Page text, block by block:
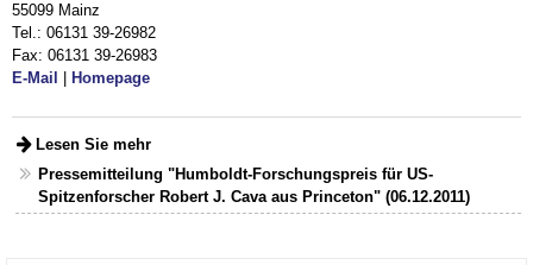
55099 Mainz
Tel.: 06131 39-26982
Fax: 06131 39-26983
E-Mail
Homepage
Lesen Sie mehr
Pressemitteilung "Humboldt-Forschungspreis für US-
Spitzenforscher Robert J. Cava aus Princeton" (06.12.2011)